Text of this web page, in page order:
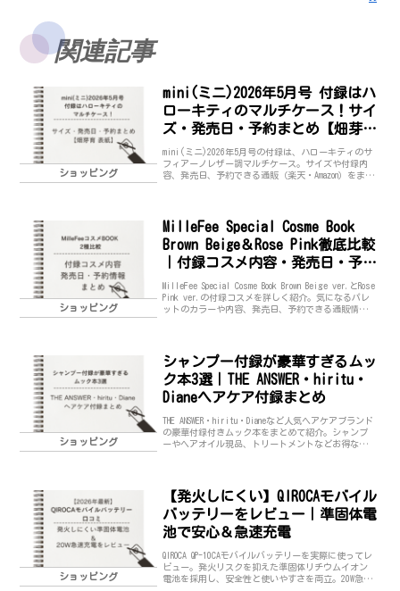
関連記事
ショッピング
mini(ミニ)2026年5月号 付録はハ
ローキティのマルチケース！サイ
ズ・発売日・予約まとめ【畑芽育
表紙】
mini(ミニ)2026年5月号の付録は、ハローキティのサ
フィアーノレザー調マルチケース。サイズや付録内
容、発売日、予約できる通販（楽天・Amazon）をまと
ショッピング
MilleFee Special Cosme Book
Brown Beige＆Rose Pink徹底比較
｜付録コスメ内容・発売日・予約
情報まとめMilleFee初のブランド
ムックが登場！
MilleFee Special Cosme Book Brown Beige ver.とRose
Pink ver.の付録コスメを詳しく紹介。気になるパレ
ットのカラーや内容、発売日、予約できる通販情報
ショッピング
シャンプー付録が豪華すぎるムッ
ク本3選｜THE ANSWER・hiritu・
Dianeヘアケア付録まとめ
THE ANSWER・hiritu・Dianeなど人気ヘアケアブランド
の豪華付録付きムック本をまとめて紹介。シャンプ
ーやヘアオイル現品、トリートメントなどお得なヘ
ショッピング
【発火しにくい】QIROCAモバイル
バッテリーをレビュー｜準固体電
池で安心＆急速充電
QIROCA QP-10CAモバイルバッテリーを実際に使ってレ
ビュー。発火リスクを抑えた準固体リチウムイオン
電池を採用し、安全性と使いやすさを両立。20W急速